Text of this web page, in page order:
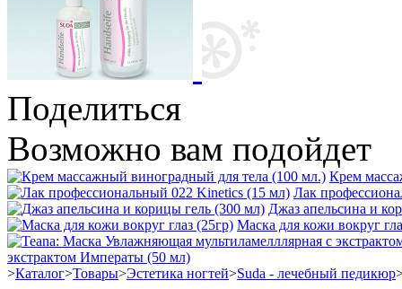
Поделиться
Возможно вам подойдет
Крем
Лак
Джаз апельсина и
Маска для кожи вокруг
экстрактом Императы (50 мл)
>Каталог>Товары>Эстетика ногтей>Suda - лечебный педикюр